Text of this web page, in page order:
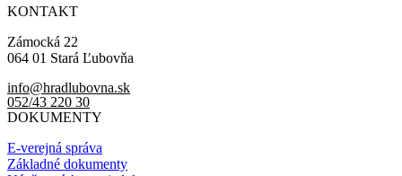
KONTAKT
Zámocká 22
064 01 Stará Ľubovňa
info@hradlubovna.sk
052/43 220 30
DOKUMENTY
E-verejná správa
Základné dokumenty